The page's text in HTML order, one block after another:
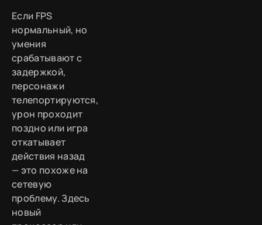
Если FPS
нормальный, но
умения
срабатывают с
задержкой,
персонажи
телепортируются,
урон проходит
поздно или игра
откатывает
действия назад
— это похоже на
сетевую
проблему. Здесь
новый